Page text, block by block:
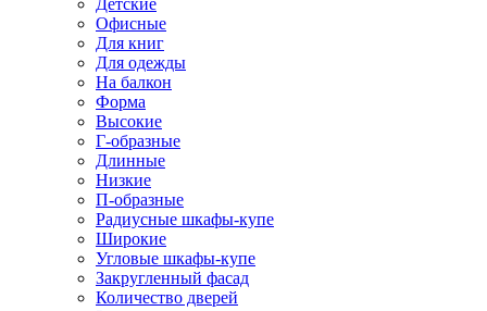
Детские
Офисные
Для книг
Для одежды
На балкон
Форма
Высокие
Г-образные
Длинные
Низкие
П-образные
Радиусные шкафы-купе
Широкие
Угловые шкафы-купе
Закругленный фасад
Количество дверей